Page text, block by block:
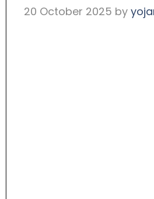
20 October 2025 by